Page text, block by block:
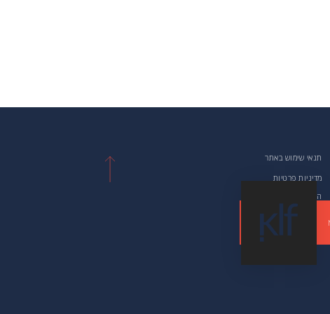
תנאי שימוש באתר
מדיניות פרטיות
הצהרת נגישות